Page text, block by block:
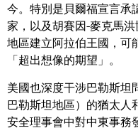
今。特別是貝爾福宣言承
家，以及胡賽因-麥克馬
地區建立阿拉伯王國，可
「超出想像的期望」。
美國也深度干涉巴勒斯坦
巴勒斯坦地區）的猶太人
安全理事會中對中東事務